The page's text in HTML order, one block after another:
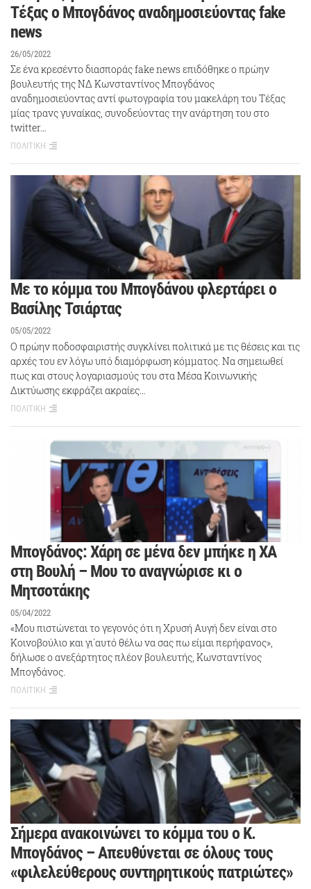
Τέξας ο Μπογδάνος αναδημοσιεύοντας fake
news
26/05/2022
Σε ένα κρεσέντο διασποράς fake news επιδόθηκε ο πρώην
βουλευτής της ΝΔ Κωνσταντίνος Μπογδάνος
αναδημοσιεύοντας αντί φωτογραφία του μακελάρη του Τέξας
μίας τρανς γυναίκας, συνοδεύοντας την ανάρτηση του στο
twitter…
ΠΟΛΙΤΙΚΗ
Με το κόμμα του Μπογδάνου φλερτάρει ο
Βασίλης Τσιάρτας
05/05/2022
Ο πρώην ποδοσφαιριστής συγκλίνει πολιτικά με τις θέσεις και τις
αρχές του εν λόγω υπό διαμόρφωση κόμματος. Να σημειωθεί
πως και στους λογαριασμούς του στα Μέσα Κοινωνικής
Δικτύωσης εκφράζει ακραίες…
ΠΟΛΙΤΙΚΗ
Μπογδάνος: Χάρη σε μένα δεν μπήκε η ΧΑ
στη Βουλή – Μου το αναγνώρισε κι ο
Μητσοτάκης
05/04/2022
«Μου πιστώνεται το γεγονός ότι η Χρυσή Αυγή δεν είναι στο
Κοινοβούλιο και γι΄αυτό θέλω να σας πω είμαι περήφανος»,
δήλωσε ο ανεξάρτητος πλέον βουλευτής, Κωνσταντίνος
Μπογδάνος.
ΠΟΛΙΤΙΚΗ
Σήμερα ανακοινώνει το κόμμα του ο Κ.
Μπογδάνος – Aπευθύνεται σε όλους τους
«φιλελεύθερους συντηρητικούς πατριώτες»